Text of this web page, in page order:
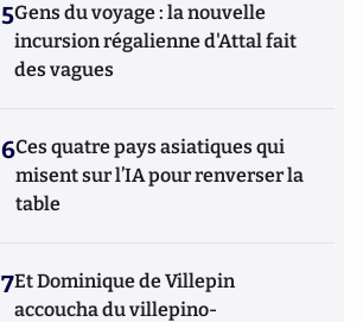
5Gens du voyage : la nouvelle
incursion régalienne d'Attal fait
des vagues
6Ces quatre pays asiatiques qui
misent sur l’IA pour renverser la
table
7Et Dominique de Villepin
accoucha du villepino-